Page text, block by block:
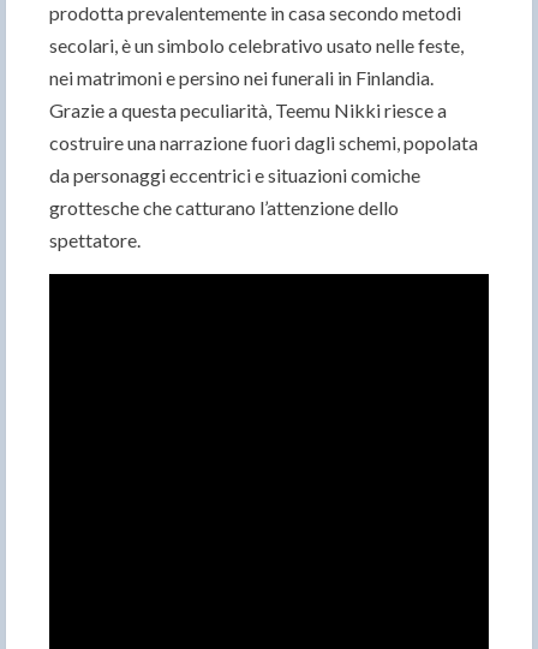
prodotta prevalentemente in casa secondo metodi
secolari, è un simbolo celebrativo usato nelle feste,
nei matrimoni e persino nei funerali in Finlandia.
Grazie a questa peculiarità, Teemu Nikki riesce a
costruire una narrazione fuori dagli schemi, popolata
da personaggi eccentrici e situazioni comiche
grottesche che catturano l’attenzione dello
spettatore.